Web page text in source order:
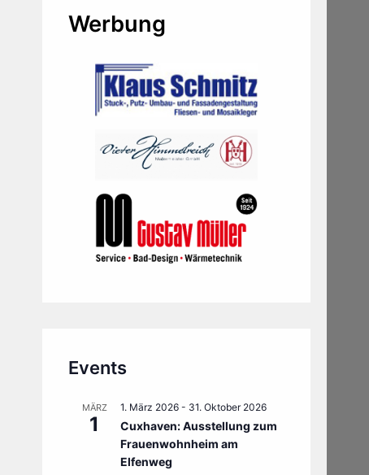
Werbung
Events
MÄRZ
1
1. März 2026 - 31. Oktober 2026
Cuxhaven: Ausstellung zum
Frauenwohnheim am
Elfenweg